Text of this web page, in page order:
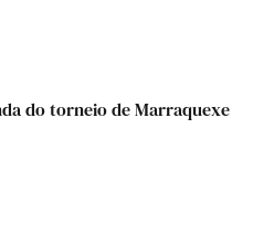
do torneio de Marraquexe